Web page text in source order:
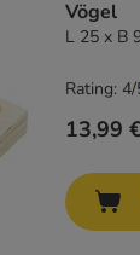
Vögel
L 25 x B
13,99
Rating: